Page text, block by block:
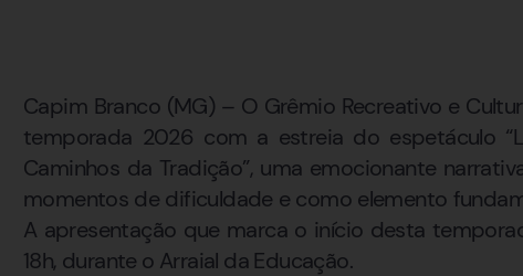
Capim Branco (MG) – O Grêmio Recreativo e
temporada 2026 com a estreia do espetáculo
Caminhos da Tradição”, uma emocionante
momentos de dificuldade e como elemento
A apresentação que marca o início desta
18h, durante o Arraial da Educação.